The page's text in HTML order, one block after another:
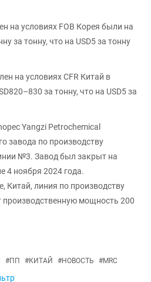
на условиях FOB Корея были на
за тонну, что на USD5 за тонну
на условиях CFR Китай в
за тонну, что на USD5 за
Yangzi Petrochemical
завода по производству
№3. Завод был закрыт на
4 ноября 2024 года.
Китай, линия по производству
мощность 200
#ПП #КИТАЙ #НОВОСТЬ #MRC